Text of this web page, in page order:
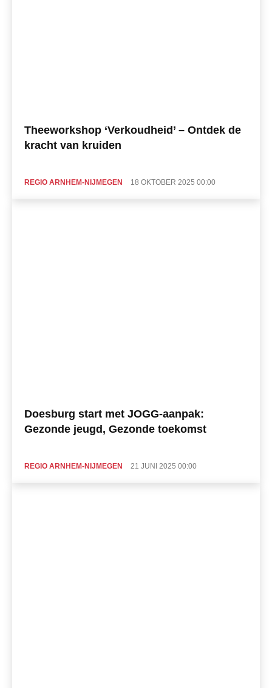
Theeworkshop ‘Verkoudheid’ – Ontdek de
kracht van kruiden
REGIO ARNHEM-NIJMEGEN 18 OKTOBER 2025 00:00
Doesburg start met JOGG-aanpak:
Gezonde jeugd, Gezonde toekomst
REGIO ARNHEM-NIJMEGEN 21 JUNI 2025 00:00